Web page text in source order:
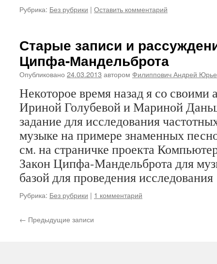
Рубрика: Без рубрики | Оставить комментарий
Старые записи и
Ципфа-Мандельброта
Опубликовано 24.03.2013 автором Филиппович Андрей
Некоторое время назад я со своими
Ириной Голубевой и Мариной
задание для исследования
музыке на примере знаменных
см. на страничке проекта
Закон Ципфа-Мандельброта для
базой для проведения
Рубрика: Без рубрики | 1 комментарий
← Предыдущие записи